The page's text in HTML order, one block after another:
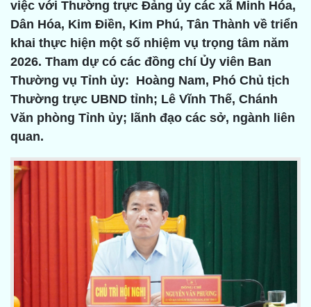
việc với Thường trực Đảng ủy các xã Minh Hóa,
Dân Hóa, Kim Điền, Kim Phú, Tân Thành về triển
khai thực hiện một số nhiệm vụ trọng tâm năm
2026. Tham dự có các đồng chí Ủy viên Ban
Thường vụ Tỉnh ủy: Hoàng Nam, Phó Chủ tịch
Thường trực UBND tỉnh; Lê Vĩnh Thế, Chánh
Văn phòng Tỉnh ủy; lãnh đạo các sở, ngành liên
quan.